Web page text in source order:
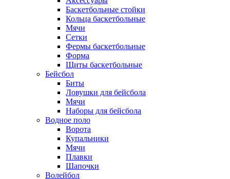
Баскетбольные стойки
Кольца баскетбольные
Мячи
Сетки
Фермы баскетбольные
Форма
Щиты баскетбольные
Бейсбол
Биты
Ловушки для бейсбола
Мячи
Наборы для бейсбола
Водное поло
Ворота
Купальники
Мячи
Плавки
Шапочки
Волейбол